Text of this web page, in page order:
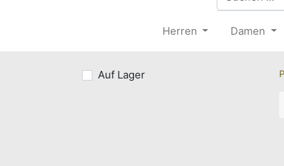
Herren Damen
Auf Lager